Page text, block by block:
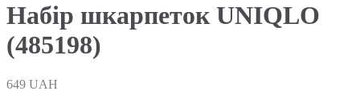
Набір шкарпеток UNIQLO
(485198)
649 UAH